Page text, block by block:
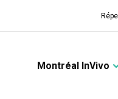
Montréal InVivo